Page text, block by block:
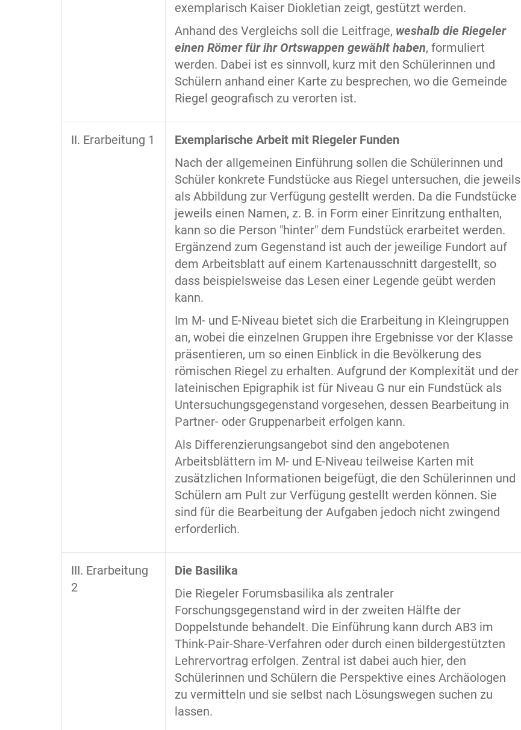
exemplarisch Kaiser Diokletian zeigt, gestützt werden.
Anhand des Vergleichs soll die Leitfrage, weshalb die Riegeler
einen Römer für ihr Ortswappen gewählt haben, formuliert
werden. Dabei ist es sinnvoll, kurz mit den Schülerinnen und
Schülern anhand einer Karte zu besprechen, wo die Gemeinde
Riegel geografisch zu verorten ist.
II. Erarbeitung 1
Exemplarische Arbeit mit Riegeler Funden
Nach der allgemeinen Einführung sollen die Schülerinnen und
Schüler konkrete Fundstücke aus Riegel untersuchen, die jeweils
als Abbildung zur Verfügung gestellt werden. Da die Fundstücke
jeweils einen Namen, z. B. in Form einer Einritzung enthalten,
kann so die Person "hinter" dem Fundstück erarbeitet werden.
Ergänzend zum Gegenstand ist auch der jeweilige Fundort auf
dem Arbeitsblatt auf einem Kartenausschnitt dargestellt, so
dass beispielsweise das Lesen einer Legende geübt werden
kann.
Im M- und E-Niveau bietet sich die Erarbeitung in Kleingruppen
an, wobei die einzelnen Gruppen ihre Ergebnisse vor der Klasse
präsentieren, um so einen Einblick in die Bevölkerung des
römischen Riegel zu erhalten. Aufgrund der Komplexität und der
lateinischen Epigraphik ist für Niveau G nur ein Fundstück als
Untersuchungsgegenstand vorgesehen, dessen Bearbeitung in
Partner- oder Gruppenarbeit erfolgen kann.
Als Differenzierungsangebot sind den angebotenen
Arbeitsblättern im M- und E-Niveau teilweise Karten mit
zusätzlichen Informationen beigefügt, die den Schülerinnen und
Schülern am Pult zur Verfügung gestellt werden können. Sie
sind für die Bearbeitung der Aufgaben jedoch nicht zwingend
erforderlich.
III. Erarbeitung
2
Die Basilika
Die Riegeler Forumsbasilika als zentraler
Forschungsgegenstand wird in der zweiten Hälfte der
Doppelstunde behandelt. Die Einführung kann durch AB3 im
Think-Pair-Share-Verfahren oder durch einen bildergestützten
Lehrervortrag erfolgen. Zentral ist dabei auch hier, den
Schülerinnen und Schülern die Perspektive eines Archäologen
zu vermitteln und sie selbst nach Lösungswegen suchen zu
lassen.